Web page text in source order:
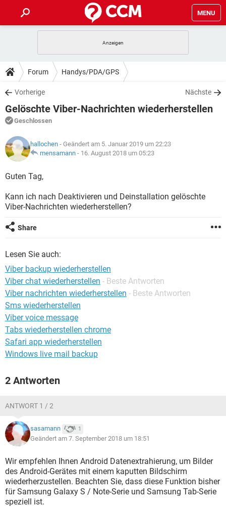
MENU
ANDROID IOS
WINDOWS 10
WHATSAPP TIKTOK
FACEBOOK
TIPPS & TRICKS
SPIELE STREAMING
WINDOWS 10
WHATSAPP
FACEBOOK HARDWARE
DOWNLOADS
SPIELE STREAMING
ANDROID
WINDOWS 10 INSTAGRAM
WHATSAPP
FACEBOOK
FORUM
SPIELE
ANDROID IOS
FACEBOOK HARDWARE
LEXIKON
SPIELE
ANDROID
WINDOWS 10 INSTAGRAM
FACEBOOK
Forum Handys/PDA/GPS
Vorherige Nächste
Gelöschte Viber-Nachrichten wiederherstellen
Geschlossen
hallochen - Geändert am 5. Januar 2019 um 22:23
mensamann - 16. August 2018 um 05:23
Guten Tag,
Kann ich nach Deaktivieren und Deinstallation gelöschte
Viber-Nachrichten wiederherstellen?
Share
Lesen Sie auch:
Viber backup wiederherstellen
Viber chat wiederherstellen - Beste Antworten
Viber nachrichten wiederherstellen - Beste Antworten
Sms wiederherstellen
Viber voice message
Tabs wiederherstellen chrome
Safari app wiederherstellen
Windows live mail backup
2 Antworten
ANTWORT 1 / 2
sasamann 1
Geändert am 7. September 2018 um 18:51
Wir empfehlen Ihnen Android Datenextrahierung, um Bilder
des Android-Gerätes mit einem kaputten Bildschirm
wiederherzustellen. Beachten Sie, dass diese Funktion bisher
für Samsung Galaxy S / Note-Serie und Samsung Tab-Serie
speziell ist.